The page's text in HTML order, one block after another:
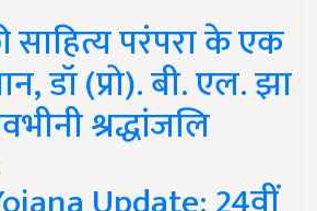
साहित्य परंपरा के एक
डॉ (प्रो). बी. एल. झा
श्रद्धांजलि